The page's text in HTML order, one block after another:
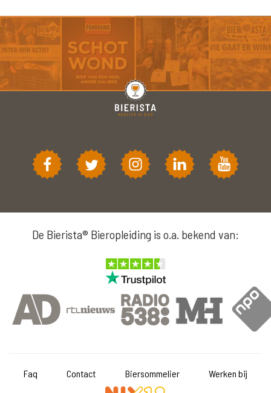
De Bierista® Bieropleiding is o.a. bekend van:
Faq Contact Biersommelier Werken bij